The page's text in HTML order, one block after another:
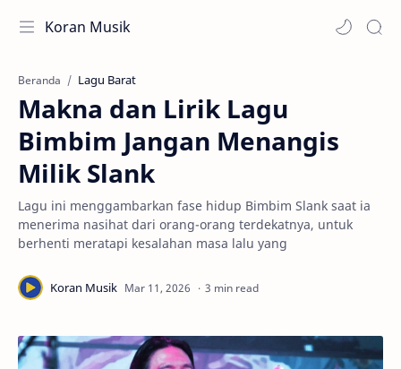
Koran Musik
Beranda Lagu Barat
Makna dan Lirik Lagu
Bimbim Jangan Menangis
Milik Slank
Lagu ini menggambarkan fase hidup Bimbim Slank saat ia
menerima nasihat dari orang-orang terdekatnya, untuk
berhenti meratapi kesalahan masa lalu yang
3 min read